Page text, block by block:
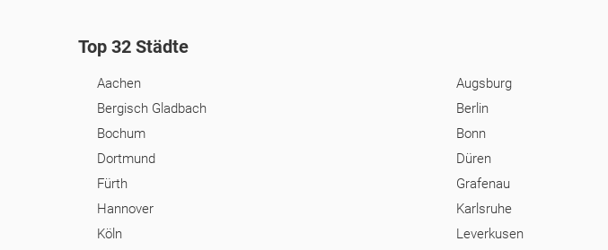
Top 32 Städte
Aachen Augsburg
Bergisch Gladbach
Berlin
Bochum
Bonn
Dortmund
Düren
Fürth
Grafenau
Hannover
Karlsruhe
Köln
Leverkusen